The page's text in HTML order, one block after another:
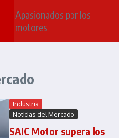
Apasionados por los
motores.
Industria
Noticias del Mercado
SAIC Motor supera los